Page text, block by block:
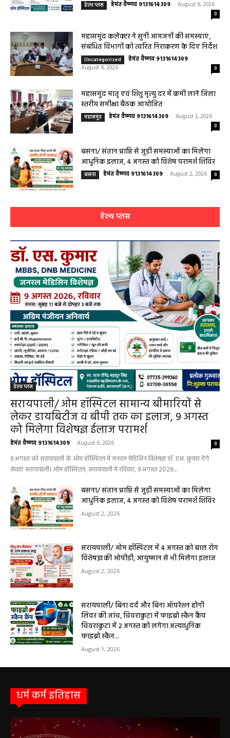
हेल्थ प्लस हेमंत वैष्णव 9131614309 - August 6, 2026
0
महासमुंद कलेक्टर ने सुनी आमजनों की समस्याएं,
संबंधित विभागों को त्वरित निराकरण के दिए निर्देश
Uncategorized हेमंत वैष्णव 9131614309 -
August 4, 2026
0
महासमुंद मातृ एवं शिशु मृत्यु दर में कमी लाने जिला
स्तरीय समीक्षा बैठक आयोजित
महासमुंद हेमंत वैष्णव 9131614309 - August 3, 2026
0
बसना/ संतान प्राप्ति से जुड़ी समस्याओं का मिलेगा
आधुनिक इलाज, 4 अगस्त को विशेष परामर्श शिविर
बसना हेमंत वैष्णव 9131614309 - August 2, 2026 0
हेल्थ प्लस
हेल्थ प्लस
सरायपाली/ ओम हॉस्पिटल सामान्य बीमारियों से
लेकर डायबिटीज व बीपी तक का इलाज, 9 अगस्त
को मिलेगा विशेषज्ञ ईलाज परामर्श
हेमंत वैष्णव 9131614309 - August 6, 2026 0
9 अगस्त को सरायपाली के ओम हॉस्पिटल में जनरल मेडिसिन विशेषज्ञ डॉ. एस. कुमार देंगे
सेवाएं सरायपाली। ओम हॉस्पिटल, सरायपाली में रविवार, 9 अगस्त 2026...
बसना/ संतान प्राप्ति से जुड़ी समस्याओं का मिलेगा
आधुनिक इलाज, 4 अगस्त को विशेष परामर्श शिविर
August 2, 2026
सरायपाली/ ओम हॉस्पिटल में 4 अगस्त को बाल रोग
विशेषज्ञ की ओपीडी, आयुष्मान से भी मिलेगा इलाज
August 2, 2026
सरायपाली/ बिना दर्द और बिना ऑपरेशन होगी
लिवर की जांच, चिवराकुटा में फाइब्रो स्कैन कैंप
चिवराकुटा में 2 अगस्त को लगेगा अत्याधुनिक
फाइब्रो स्कैन...
August 1, 2026
धर्म कर्म इतिहास